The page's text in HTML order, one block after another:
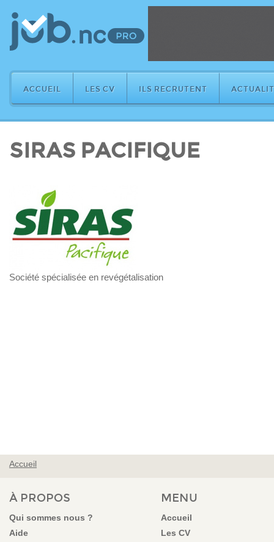
ACCUEIL LES CV ILS RECRUTENT
SIRAS PACIFIQUE
Société spécialisée en revégétalisation
VOUS ÊTES ICI
Accueil
À PROPOS
Qui sommes nous ?
Aide
MENU
Accueil
Les CV